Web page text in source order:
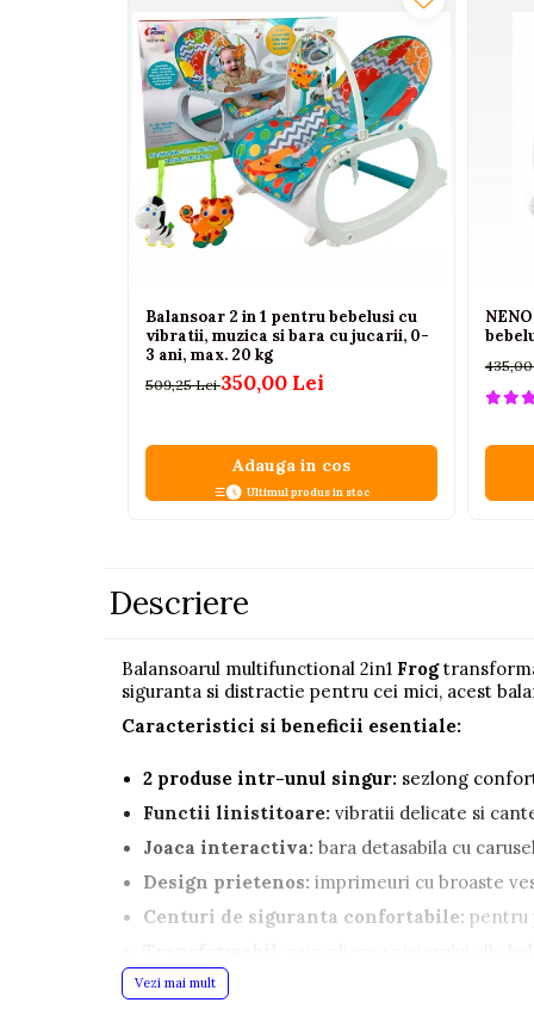
Ateliere si unelte
Blocuri de constructie
Covorase de dans
Electrocasnice si bucatarii
Jocuri de indemanare
Jocuri sportive
Jucarii educative din lemn
Saltelute si centre de activitati
Set Avioane si submarine
Seturi de doctor
Seturi de rufe
Trenuri cu sine
Vehicule de constructii
Balansoar 2 in 1 pentru bebelusi cu
vibratii, muzica si bara cu jucarii, 0-
3 ani, max. 20 kg
509,25 Lei350,00 Lei
Adauga in cos
Ultimul produs in stoc
Descriere
Balansoarul multifunctional 2in1 Frog
siguranta si distractie pentru cei mici, acest
Caracteristici si beneficii esentiale:
2 produse intr-unul singur: sezlong
Functii linistitoare: vibratii delicate si
Joaca interactiva: bara detasabila cu
Design prietenos: imprimeuri cu broaste
Centuri de siguranta confortabile: pentru
Dimensiuni ideale:
Vezi mai mult